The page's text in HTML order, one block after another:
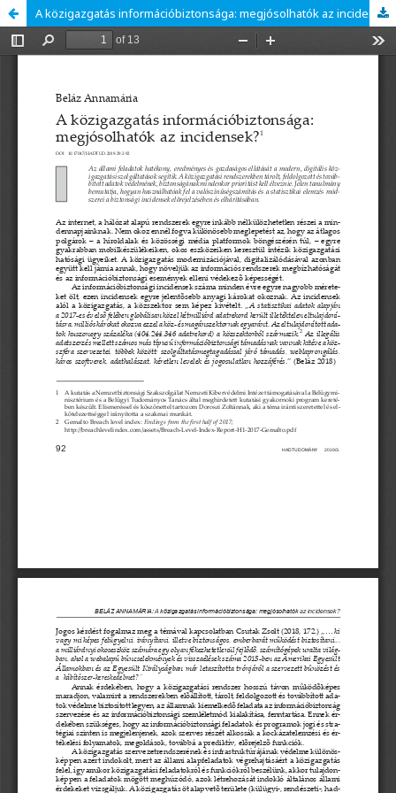
A közigazgatás információbiztonsága: megjósolhatók az incidensek?